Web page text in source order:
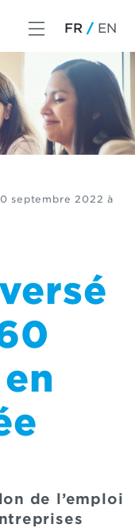
FR EN
septembre 2022 à
de l’emploi